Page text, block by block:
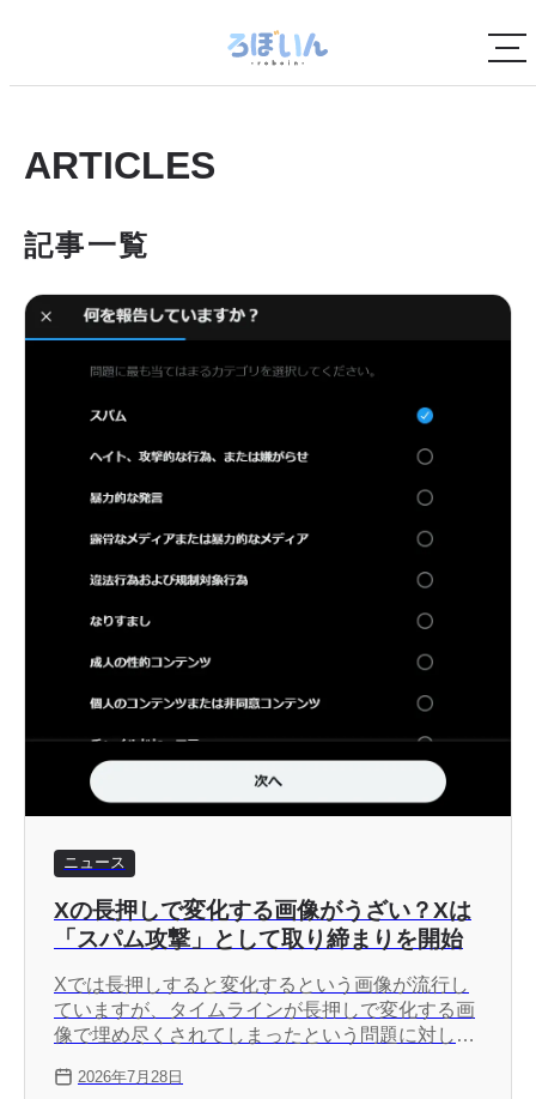
ARTICLES
記事一覧
ニュース
Xの長押しで変化する画像がうざい？Xは
「スパム攻撃」として取り締まりを開始
Xでは長押しすると変化するという画像が流行し
ていますが、タイムラインが長押しで変化する画
像で埋め尽くされてしまったという問題に対して
る画像を「スパム攻撃」だとしてタイムラインへ
2026年7月28日